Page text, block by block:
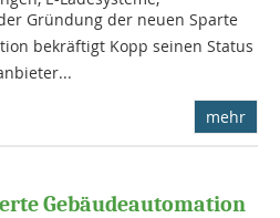
Gründung der neuen Sparte
bekräftigt Kopp seinen Status
mehr
Gebäudeautomation